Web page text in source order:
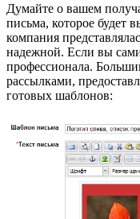
Думайте о вашем
письма, которое будет
компания
надежной. Если вы
профессионала.
рассылками,
готовых шаблонов: